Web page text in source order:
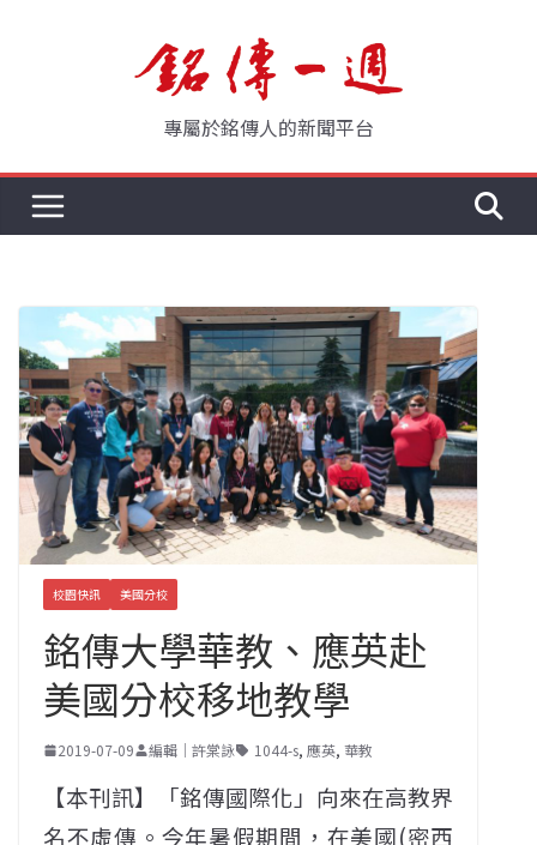
專屬於銘傳人的新聞平台
校園快訊 美國分校
銘傳大學華教、應英赴
美國分校移地教學
2019-07-09 編輯｜許棠詠 1044-s, 應英, 華教
【本刊訊】「銘傳國際化」向來在高教界
名不虛傳。今年暑假期間，在美國(密西